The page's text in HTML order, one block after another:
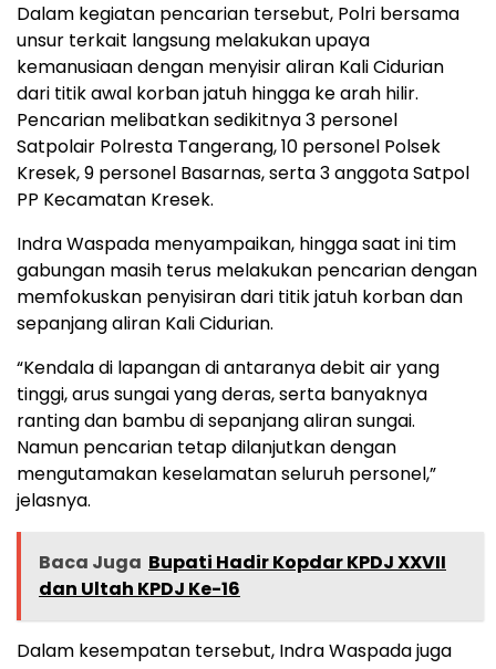
Dalam kegiatan pencarian tersebut, Polri bersama
unsur terkait langsung melakukan upaya
kemanusiaan dengan menyisir aliran Kali Cidurian
dari titik awal korban jatuh hingga ke arah hilir.
Pencarian melibatkan sedikitnya 3 personel
Satpolair Polresta Tangerang, 10 personel Polsek
Kresek, 9 personel Basarnas, serta 3 anggota Satpol
PP Kecamatan Kresek.
Indra Waspada menyampaikan, hingga saat ini tim
gabungan masih terus melakukan pencarian dengan
memfokuskan penyisiran dari titik jatuh korban dan
sepanjang aliran Kali Cidurian.
“Kendala di lapangan di antaranya debit air yang
tinggi, arus sungai yang deras, serta banyaknya
ranting dan bambu di sepanjang aliran sungai.
Namun pencarian tetap dilanjutkan dengan
mengutamakan keselamatan seluruh personel,”
jelasnya.
Baca Juga Bupati Hadir Kopdar KPDJ XXVII
dan Ultah KPDJ Ke-16
Dalam kesempatan tersebut, Indra Waspada juga